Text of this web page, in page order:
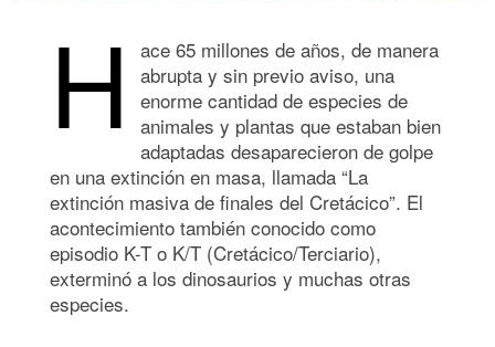
H
ace 65 millones de años, de manera
abrupta y sin previo aviso, una
enorme cantidad de especies de
animales y plantas que estaban bien
adaptadas desaparecieron de golpe
en una extinción en masa, llamada “La
extinción masiva de finales del Cretácico”. El
acontecimiento también conocido como
episodio K-T o K/T (Cretácico/Terciario),
exterminó a los dinosaurios y muchas otras
especies.